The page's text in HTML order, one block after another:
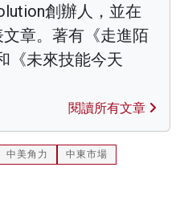
創辦人，並在
章。著有《走進陌
《未來技能今天
閱讀所有文章
中美角力
中東市場